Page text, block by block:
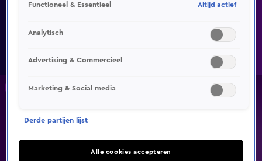
Functioneel & Essentieel Altijd actief
Analytisch
Advertising & Commercieel
Marketing & Social media
Derde partijen lijst
Alle cookies accepteren